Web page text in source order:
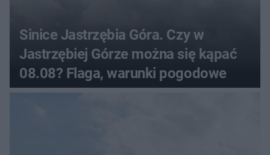
Sinice Jastrzębia Góra. Czy w
Jastrzębiej Górze można się kąpać
08.08? Flaga, warunki pogodowe